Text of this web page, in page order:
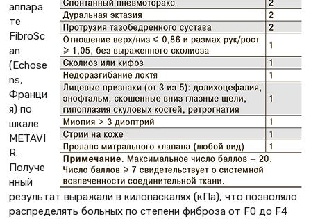
аппара
те
FibroSc
an
(Echose
ns,
Франци
я) по
шкале
METAVI
R.
Получе
нный
результат выражали в килопаскалях (кПа), что позволяло
распределять больных по степени фиброза от F0 до F4